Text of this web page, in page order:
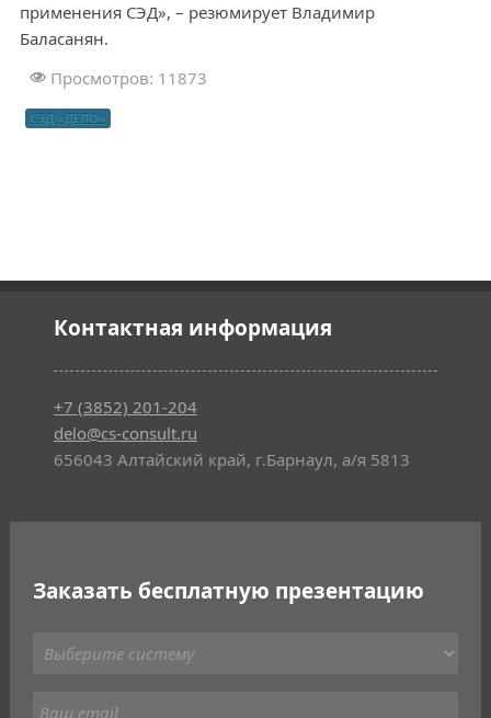
применения СЭД», – резюмирует Владимир
Баласанян.
Просмотров: 11873
СЭД «ДЕЛО»
Контактная информация
+7 (3852) 201-204
delo@cs-consult.ru
656043 Алтайский край, г.Барнаул, а/я 5813
Заказать бесплатную презентацию